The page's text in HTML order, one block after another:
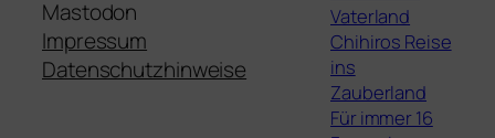
Mastodon
Impressum
Datenschutzhinweise
Vaterland
Chihiros Reise
ins
Zauberland
Für immer 16